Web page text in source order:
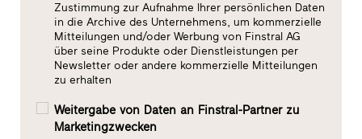
Zustimmung zur Aufnahme Ihrer persönlichen Daten
in die Archive des Unternehmens, um kommerzielle
Mitteilungen und/oder Werbung von Finstral AG
über seine Produkte oder Dienstleistungen per
Newsletter oder andere kommerzielle Mitteilungen
zu erhalten
Weitergabe von Daten an Finstral-Partner zu
Marketingzwecken